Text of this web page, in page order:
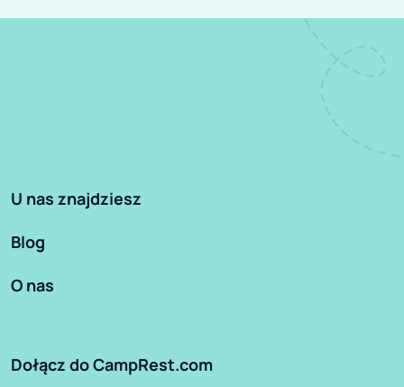
U nas znajdziesz
Blog
O nas
Dołącz do CampRest.com